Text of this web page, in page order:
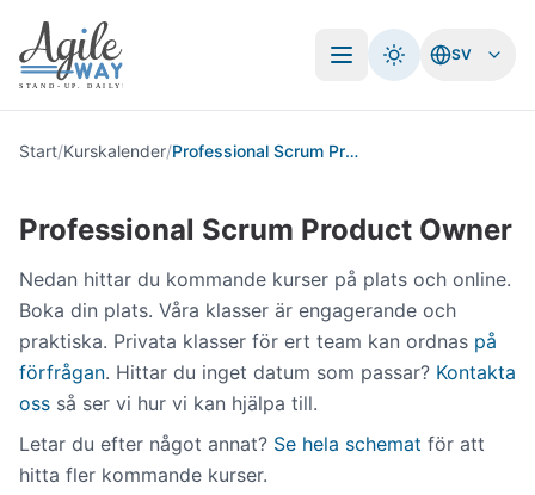
Öppna meny
SV
Start/Kurskalender/ Professional Scrum Product Owner
Professional Scrum Product Owner
Nedan hittar du kommande kurser på plats och online.
Boka din plats. Våra klasser är engagerande och
praktiska. Privata klasser för ert team kan ordnas på
förfrågan. Hittar du inget datum som passar? Kontakta
oss så ser vi hur vi kan hjälpa till.
Letar du efter något annat? Se hela schemat för att
hitta fler kommande kurser.